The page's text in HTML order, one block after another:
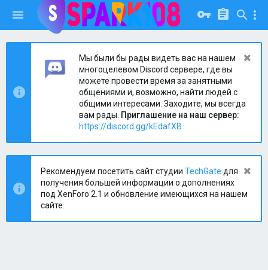
Мы были бы рады видеть вас на нашем
многоцелевом Discord сервере, где вы
можете провести время за занятными
общениями и, возможно, найти людей с
общими интересами. Заходите, мы всегда
вам рады. Приглашение на наш сервер:
https://discord.gg/kEdafXB
Рекомендуем посетить сайт студии TechGate для
получения большей информации о дополнениях
под XenForo 2.1 и обновление имеющихся на нашем
сайте.